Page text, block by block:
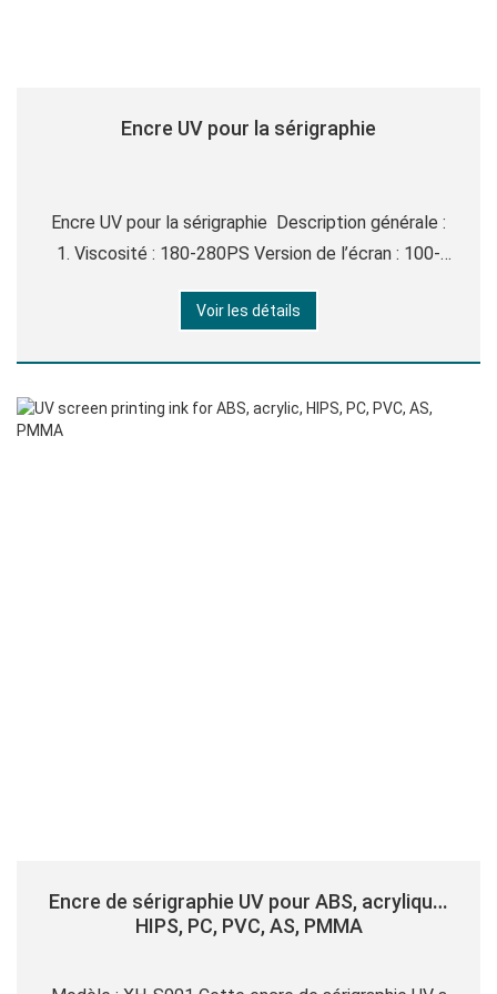
Encre UV pour la sérigraphie
Encre UV pour la sérigraphie Description générale :
1. Viscosité : 180-280PS Version de l’écran : 100-
2. Temps de séchage : durcissement UV. Lors de
Voir les détails
Encre de sérigraphie UV pour ABS, acrylique,
HIPS, PC, PVC, AS, PMMA